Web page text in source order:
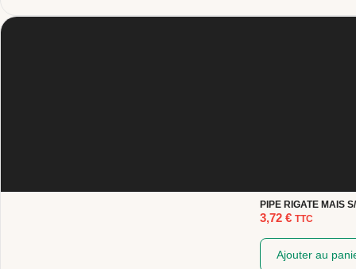
PIPE RIGATE MAIS
3,72€ TTC
Ajouter au